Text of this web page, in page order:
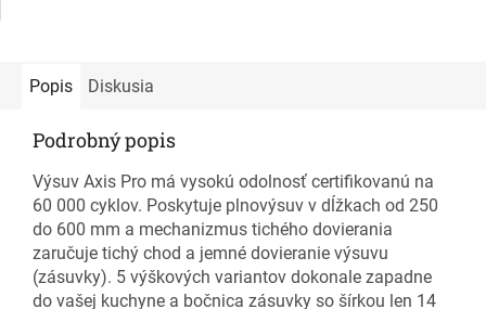
Popis Diskusia
Podrobný popis
Výsuv Axis Pro má vysokú odolnosť certifikovanú na
60 000 cyklov. Poskytuje plnovýsuv v dĺžkach od 250
do 600 mm a mechanizmus tichého dovierania
zaručuje tichý chod a jemné dovieranie výsuvu
(zásuvky). 5 výškových variantov dokonale zapadne
do vašej kuchyne a bočnica zásuvky so šírkou len 14